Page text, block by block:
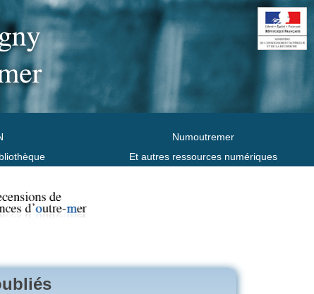
Numoutremer
Et autres ressources numériques